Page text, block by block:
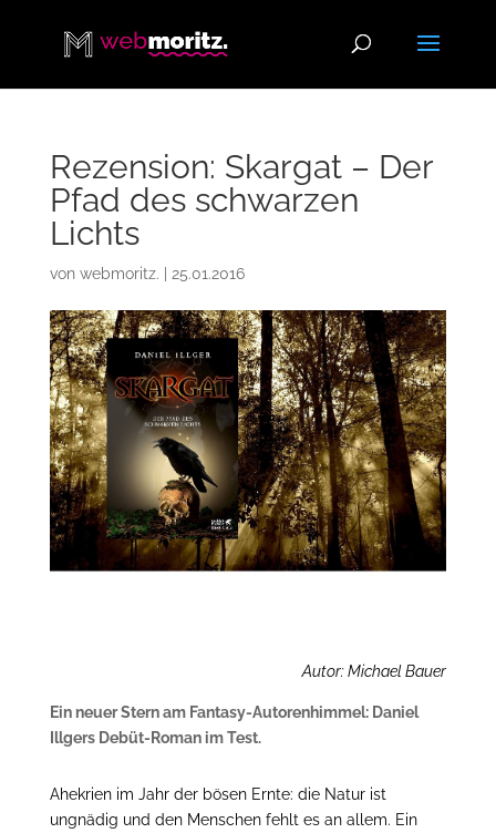
Rezension: Skargat – Der
Pfad des schwarzen
Lichts
von webmoritz. 25.01.2016
Autor: Michael Bauer
Ein neuer Stern am Fantasy-Autorenhimmel: Daniel
Illgers Debüt-Roman im Test.
Ahekrien im Jahr der bösen Ernte: die Natur ist
ungnädig und den Menschen fehlt es an allem. Ein